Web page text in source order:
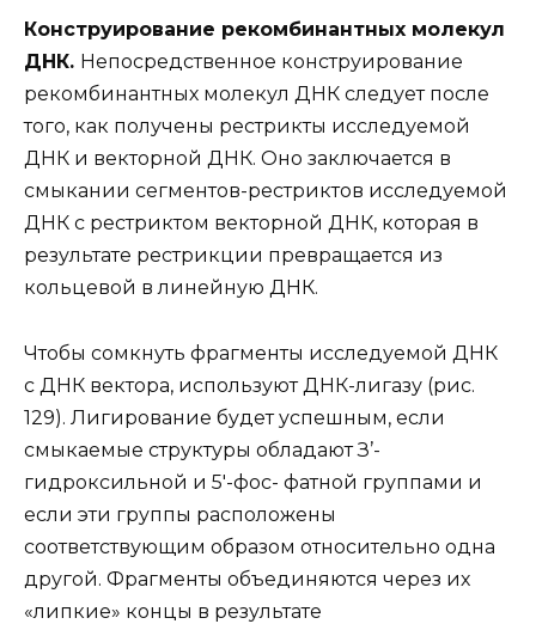
Конструирование рекомбинантных молекул
ДНК. Непосредственное конструирование
рекомбинантных молекул ДНК следует после
того, как получены рестрикты исследуемой
ДНК и векторной ДНК. Оно заключается в
смыкании сегментов-рестриктов исследуемой
ДНК с рестриктом векторной ДНК, которая в
результате рестрикции превращается из
кольцевой в линейную ДНК.
Чтобы сомкнуть фрагменты исследуемой ДНК
с ДНК вектора, используют ДНК-лигазу (рис.
129). Лигирование будет успешным, если
смыкаемые структуры обладают З’-
гидроксильной и 5′-фос- фатной группами и
если эти группы расположены
соответствующим образом относительно одна
другой. Фрагменты объединяются через их
«липкие» концы в результате